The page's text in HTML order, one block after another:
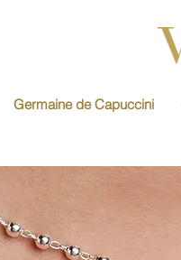
Germaine de Capuccini